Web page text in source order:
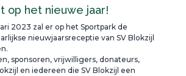
op het nieuwe jaar!
2023 zal er op het Sportpark de
nieuwjaarsreceptie van SV Blokzijl
sponsoren, vrijwilligers, donateurs,
en iedereen die SV Blokzijl een